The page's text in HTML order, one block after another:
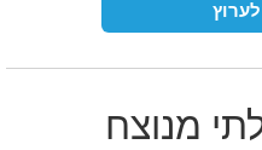
מנוצח